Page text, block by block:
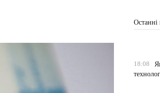
Останні
18:08